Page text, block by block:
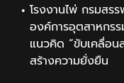
โรงงานไพ่ กรมสร
องค์การอุตสาหกร
แนวคิด “ขับเคลื่อน
สร้างความยั่งยืน